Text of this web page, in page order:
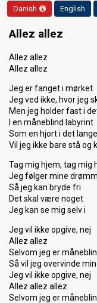
Danish English
Allez allez
Allez allez
Allez allez
Jeg er fanget i mørket
Jeg ved ikke, hvor jeg
Men jeg holder fast i
I en måneblind labyrint
Som en hjort i det
Vil jeg ikke bare stå og
Tag mig hjem, tag mig
Jeg følger mine
Så jeg kan bryde fri
Det skal være noget
Jeg kan se mig selv i
Jeg vil ikke opgive, nej
Allez allez
Selvom jeg er
Så vil jeg overvinde
Jeg vil ikke opgive, nej
Allez allez allez
Selvom jeg er